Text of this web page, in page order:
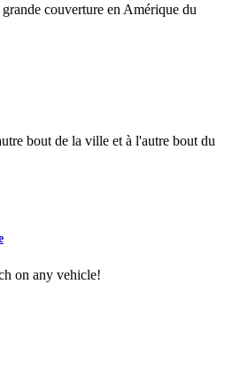
couverture en Amérique du
bout de la ville et à l'autre bout du
on any vehicle!